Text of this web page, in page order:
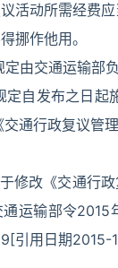
活动所需经费
挪作他用。
由交通运输部负
定自发布之日起
通行政复议管
修改《交通行
运输部令2015
引用日期2015-